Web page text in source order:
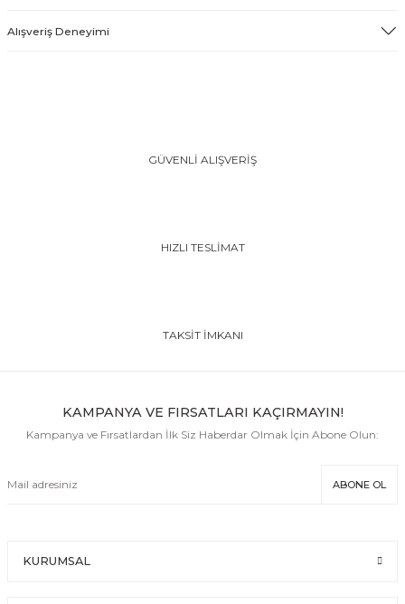
Alışveriş Deneyimi
GÜVENLİ ALIŞVERİŞ
HIZLI TESLİMAT
TAKSİT İMKANI
KAMPANYA VE FIRSATLARI KAÇIRMAYIN!
Kampanya ve Fırsatlardan İlk Siz Haberdar Olmak İçin Abone Olun:
ABONE OL
KURUMSAL